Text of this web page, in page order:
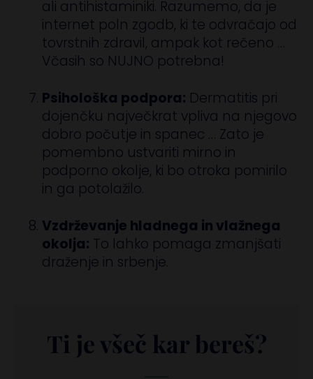
ali antihistaminiki. Razumemo, da je
internet poln zgodb, ki te odvračajo od
tovrstnih zdravil, ampak kot rečeno …
Včasih so NUJNO potrebna!
Psihološka podpora: Dermatitis pri
dojenčku največkrat vpliva na njegovo
dobro počutje in spanec … Zato je
pomembno ustvariti mirno in
podporno okolje, ki bo otroka pomirilo
in ga potolažilo.
Vzdrževanje hladnega in vlažnega
okolja: To lahko pomaga zmanjšati
draženje in srbenje.
Ti je všeč kar bereš?